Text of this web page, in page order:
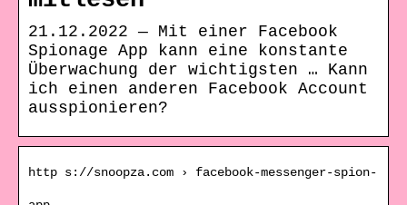
21.12.2022 — Mit einer Facebook
Spionage App kann eine konstante
Überwachung der wichtigsten … Kann
ich einen anderen Facebook Account
ausspionieren?
http s://snoopza.com › facebook-messenger-spion-